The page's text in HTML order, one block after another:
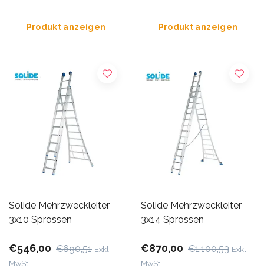
Produkt anzeigen Produkt anzeigen
Solide Mehrzweckleiter
3x10 Sprossen
€546,00 €690,51 Exkl.
MwSt
Solide Mehrzweckleiter
3x14 Sprossen
€870,00 €1.100,53 Exkl.
MwSt